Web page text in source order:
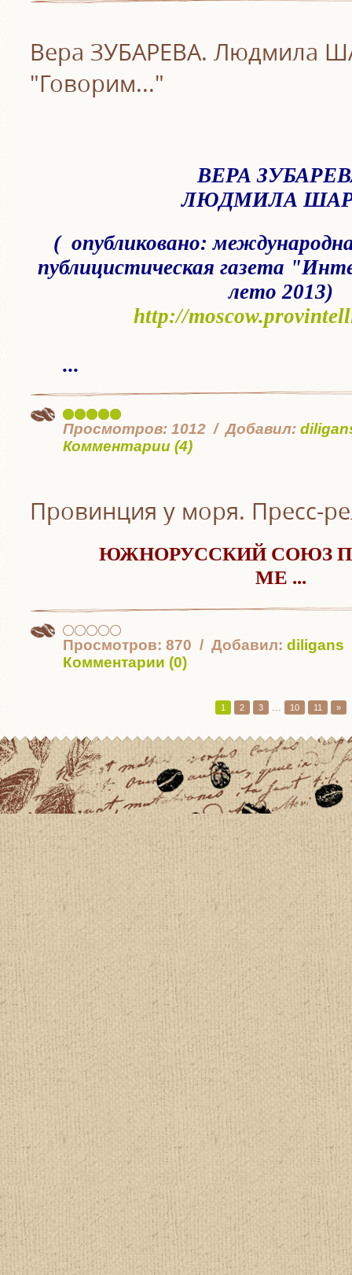
Вера ЗУБАРЕВА. Людмила
"Говорим..."
ВЕРА
ЛЮДМИЛА
( опубликовано:
публицистическая газета
лето 2013)
http://
...
Просмотров: 1012 Добавил:
Комментарии (4)
Провинция у моря. Пресс-
ЮЖНОРУССКИЙ СОЮЗ
МЕ ...
Просмотров: 870 Добавил: diligans
Комментарии (0)
1 2 3 ... 10 11 »